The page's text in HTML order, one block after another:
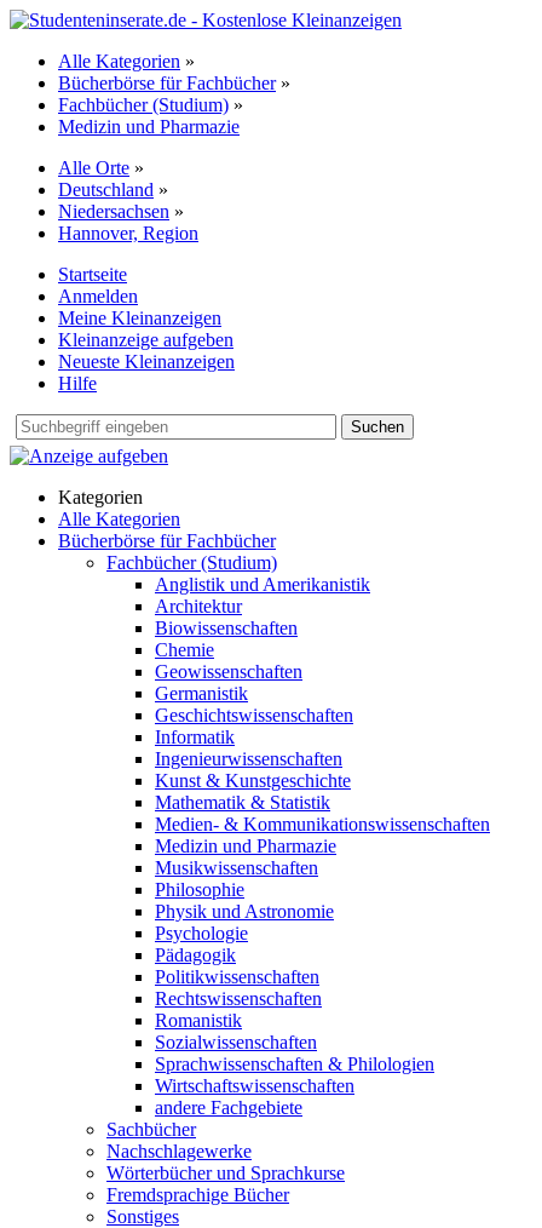
Alle Kategorien »
Bücherbörse für Fachbücher»
Fachbücher (Studium) »
Medizin und Pharmazie
Alle Orte »
Deutschland »
Niedersachsen »
Hannover, Region
Startseite
Anmelden
Meine Kleinanzeigen
Kleinanzeige aufgeben
Neueste Kleinanzeigen
Hilfe
Suchen
Kategorien
Alle Kategorien
Bücherbörse für Fachbücher
Fachbücher (Studium)
Anglistik und Amerikanistik
Architektur
Biowissenschaften
Chemie
Geowissenschaften
Germanistik
Geschichtswissenschaften
Informatik
Ingenieurwissenschaften
Kunst & Kunstgeschichte
Mathematik & Statistik
Medien- & Kommunikationswissenschaften
Medizin und Pharmazie
Musikwissenschaften
Philosophie
Physik und Astronomie
Psychologie
Pädagogik
Politikwissenschaften
Rechtswissenschaften
Romanistik
Sozialwissenschaften
Sprachwissenschaften & Philologien
Wirtschaftswissenschaften
andere Fachgebiete
Sachbücher
Nachschlagewerke
Wörterbücher und Sprachkurse
Fremdsprachige Bücher
Sonstiges